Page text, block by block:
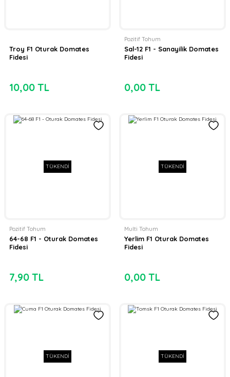
Troy F1 Oturak Domates
Fidesi
10,00 TL
Pozitif Tohum
Sal-12 F1 - Sanayilik Domates
Fidesi
0,00 TL
TÜKENDİ
Pozitif Tohum
64-68 F1 - Oturak Domates
Fidesi
7,90 TL
TÜKENDİ
Multi Tohum
Yerlim F1 Oturak Domates
Fidesi
0,00 TL
TÜKENDİ TÜKENDİ